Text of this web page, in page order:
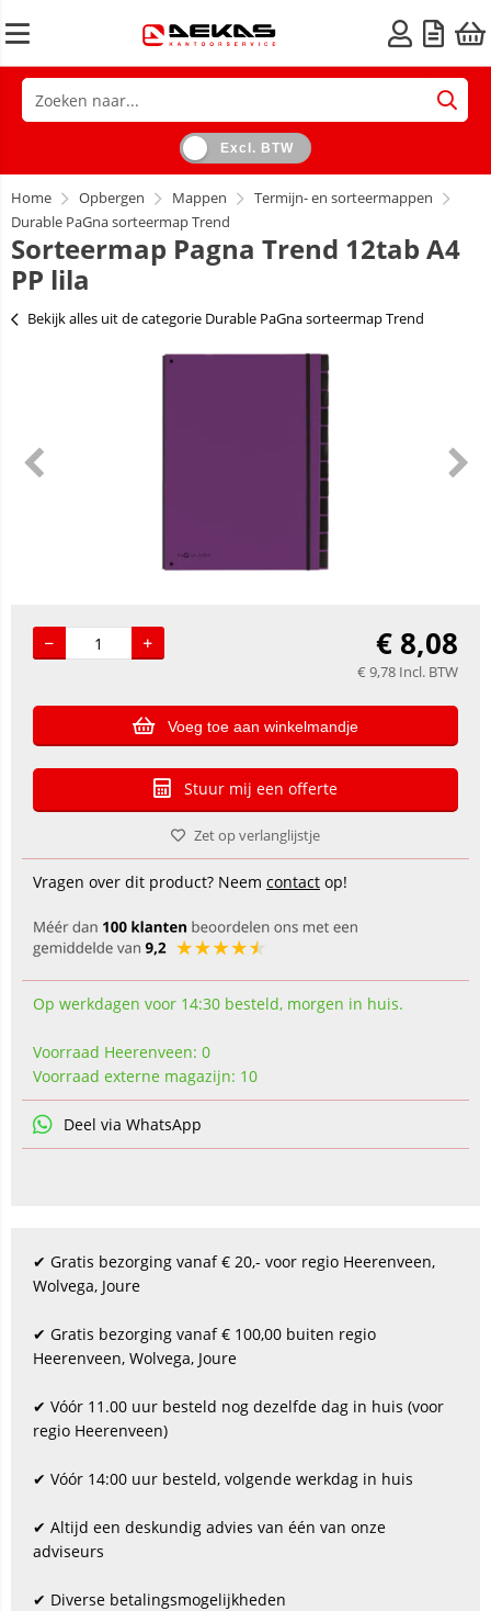
Excl. BTW
Home Opbergen Mappen
Termijn- en sorteermappen
Durable PaGna sorteermap Trend
Sorteermap Pagna Trend 12tab A4
PP lila
Bekijk alles uit de categorie Durable PaGna sorteermap Trend
€ 8,08
€ 9,78 Incl. BTW
Voeg toe aan winkelmandje
Stuur mij een offerte
Zet op verlanglijstje
Vragen over dit product? Neem contact op!
Op werkdagen voor 14:30 besteld, morgen in huis.
Voorraad Heerenveen: 0
Voorraad externe magazijn: 10
Deel via WhatsApp
✔ Gratis bezorging vanaf € 20,- voor regio Heerenveen,
Wolvega, Joure
✔ Gratis bezorging vanaf € 100,00 buiten regio
Heerenveen, Wolvega, Joure
✔ Vóór 11.00 uur besteld nog dezelfde dag in huis (voor
regio Heerenveen)
✔ Vóór 14:00 uur besteld, volgende werkdag in huis
✔ Altijd een deskundig advies van één van onze
adviseurs
✔ Diverse betalingsmogelijkheden